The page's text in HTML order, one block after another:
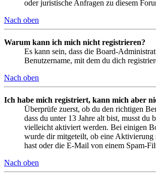
oder juristische Anfragen zu diesem
Nach oben
Warum kann ich mich nicht registrieren?
Es kann sein, dass die Board-
Benutzername, mit dem du dich
Nach oben
Ich habe mich registriert, kann mich aber
Überprüfe zuerst, ob du den richtigen
dass du unter 13 Jahre alt bist, musst
vielleicht aktiviert werden. Bei einigen
wurde dir mitgeteilt, ob eine Aktivierung
hast oder die E-Mail von einem Spam-
Nach oben